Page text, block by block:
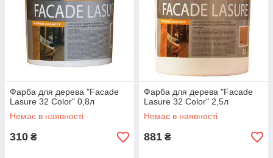
Фарба для дерева "Facade
Lasure 32 Color" 0,8л
Немає в наявності
310 ₴
Фарба для дерева "Facade
Lasure 32 Color" 2,5л
Немає в наявності
881 ₴